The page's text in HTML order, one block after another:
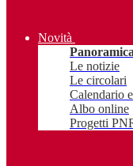
Novità
Panoramica
Le notizie
Le circolari
Calendario
Albo online
Progetti